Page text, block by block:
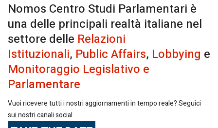
Nomos Centro Studi Parlamentari è
una delle principali realtà italiane nel
settore delle Relazioni
Istituzionali, Public Affairs, Lobbying e
Monitoraggio Legislativo e
Parlamentare
Vuoi ricevere tutti i nostri aggiornamenti in tempo reale? Seguici
sui nostri canali social